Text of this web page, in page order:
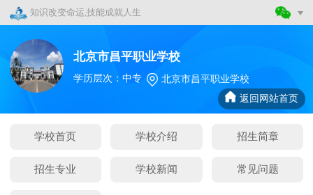
知识改变命运,技能成就人生
北京市昌平职业学校
北京市昌平职业学校
学历层次：中专
返回网站首页
学校首页 学校介绍 招生简章
招生专业 学校新闻 常见问题